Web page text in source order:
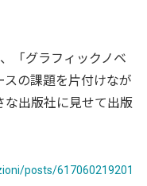
「グラフィックノベ
の課題を片付けなが
な出版社に見せて出版
posts/617060219201